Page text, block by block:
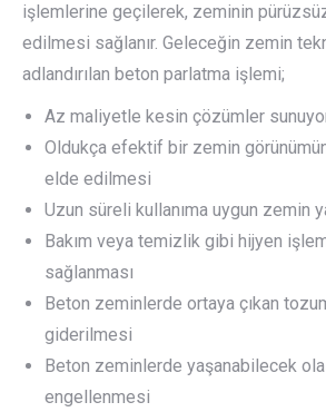
işlemlerine geçilerek, zeminin
edilmesi sağlanır. Geleceğin zemin
adlandırılan beton parlatma işlemi;
Az maliyetle kesin çözümler
Oldukça efektif bir zemin
elde edilmesi
Uzun süreli kullanıma uygun zemin
Bakım veya temizlik gibi hijyen
sağlanması
Beton zeminlerde ortaya çıkan
giderilmesi
Beton zeminlerde yaşanabilecek
engellenmesi